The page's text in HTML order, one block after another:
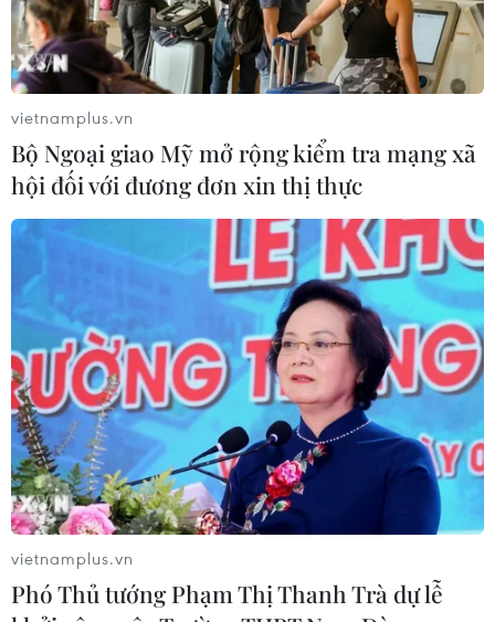
Có gì hấp dẫn tại đại nhạc hội "V
Fest-Thanh xuân rực rỡ"?
10/08/2025 16:21
Tối 10/8, đại nhạc hội "V Fest-Thanh xuân rực rỡ" một
lần nữa khiến Trung tâm Triển lãm Việt Nam (Đông Anh,
Hà Nội) trở thành tâm điểm âm nhạc mới của Thủ đô.
vietnamplus.vn
Bộ Ngoại giao Mỹ mở rộng kiểm tra mạng xã
hội đối với đương đơn xin thị thực
vietnamplus.vn
Phó Thủ tướng Phạm Thị Thanh Trà dự lễ